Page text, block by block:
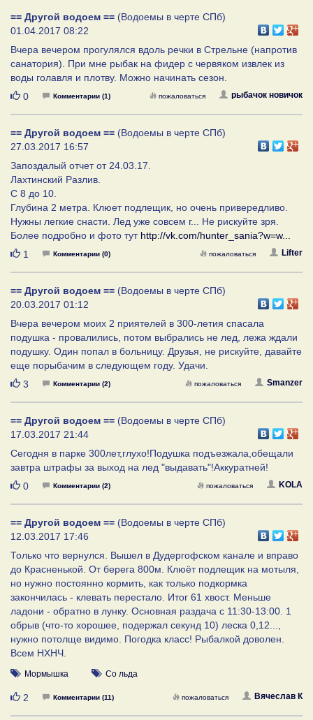
== Другой водоем == (Водоемы в черте СПб)
01.04.2017 08:22
Вчера вечером прогулялся вдоль речки в Стрельне (напротив
санатория). При мне рыбак на фидер с червяком извлек из
воды голавля и плотву. Можно начинать сезон.
Нравится
0 Комментарии (1) рыбачок новичок
пожаловаться
== Другой водоем == (Водоемы в черте СПб)
27.03.2017 16:57
Запоздалый отчет от 24.03.17.
Лахтинский Разлив.
С 8 до 10.
Глубина 2 метра. Клюет подлещик, но очень привередливо.
Нужны легкие снасти. Лед уже совсем г... Не рискуйте зря.
Более подробно и фото тут http://vk.com/hunter_sania?w=w...
Нравится
1 Комментарии (0) Lifter
пожаловаться
== Другой водоем == (Водоемы в черте СПб)
20.03.2017 01:12
Вчера вечером моих 2 приятелей в 300-летия спасала
подушка - провалились, потом выбрались не лед, лежа ждали
подушку. Один попал в больницу. Друзья, не рискуйте, давайте
еще порыбачим в следующем году. Удачи.
Нравится
3 Комментарии (2) Smanzer
пожаловаться
== Другой водоем == (Водоемы в черте СПб)
17.03.2017 21:44
Сегодня в парке 300лет,глухо!Подушка подъезжала,обещали
завтра штрафы за выход на лед "выдавать"!Аккуратней!
Нравится
0 Комментарии (2) KOLA
пожаловаться
== Другой водоем == (Водоемы в черте СПб)
12.03.2017 17:46
Только что вернулся. Вышел в Дудергофском канале и вправо
до Красненькой. От берега 800м. Клюёт подлещик на мотыля,
но нужно постоянно кормить, как только подкормка
закончилась - клевать перестало. Итог 61 хвост. Меньше
ладони - обратно в лунку. Основная раздача с 11:30-13:00. 1
обрыв (что-то хорошее, подержал секунд 10) леска 0,12...,
нужно потолще видимо. Погодка класс! Рыбалкой доволен.
Всем НХНЧ.
Мормышка Со льда
Нравится
2 Комментарии (11) Вячеслав К
пожаловаться